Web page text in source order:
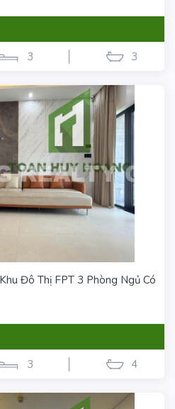
3 3
Đô Thị FPT 3 Phòng Ngủ Có
3 4